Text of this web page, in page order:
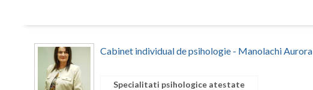
Cabinet individual de psihologie - Manolachi Aurora
Specialitati psihologice atestate